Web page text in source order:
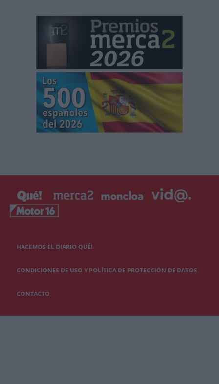
HACEMOS EL DIARIO QUÉ!
CONDICIONES DE USO Y POLÍTICA DE PROTECCIÓN DE DATOS
CONTACTO